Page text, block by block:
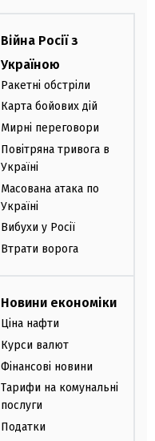
Війна Росії з
Україною
Ракетні обстріли
Карта бойових дій
Мирні переговори
Повітряна тривога в
Україні
Масована атака по
Україні
Вибухи у Росії
Втрати ворога
Новини економіки
Ціна нафти
Курси валют
Фінансові новини
Тарифи на комунальні
послуги
Податки